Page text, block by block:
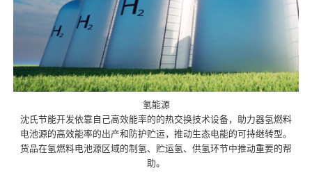
氢能源
沈氏节能开发依靠自己高效能率的的热交换技术设备，助力器氢燃料
电池源的高效能率的出产和防护贮运，推动生态电能的可持继转型。
货品在氢燃料电池源区域的制氢、贮运氢、供氢环节中推动重要的帮
助。